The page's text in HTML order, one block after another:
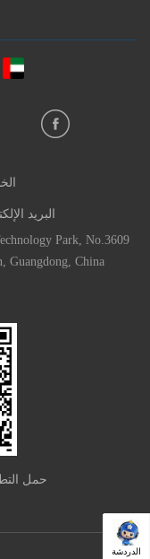
الدردشة
البريد
Park, No.3609
Guangdong, China
حمل